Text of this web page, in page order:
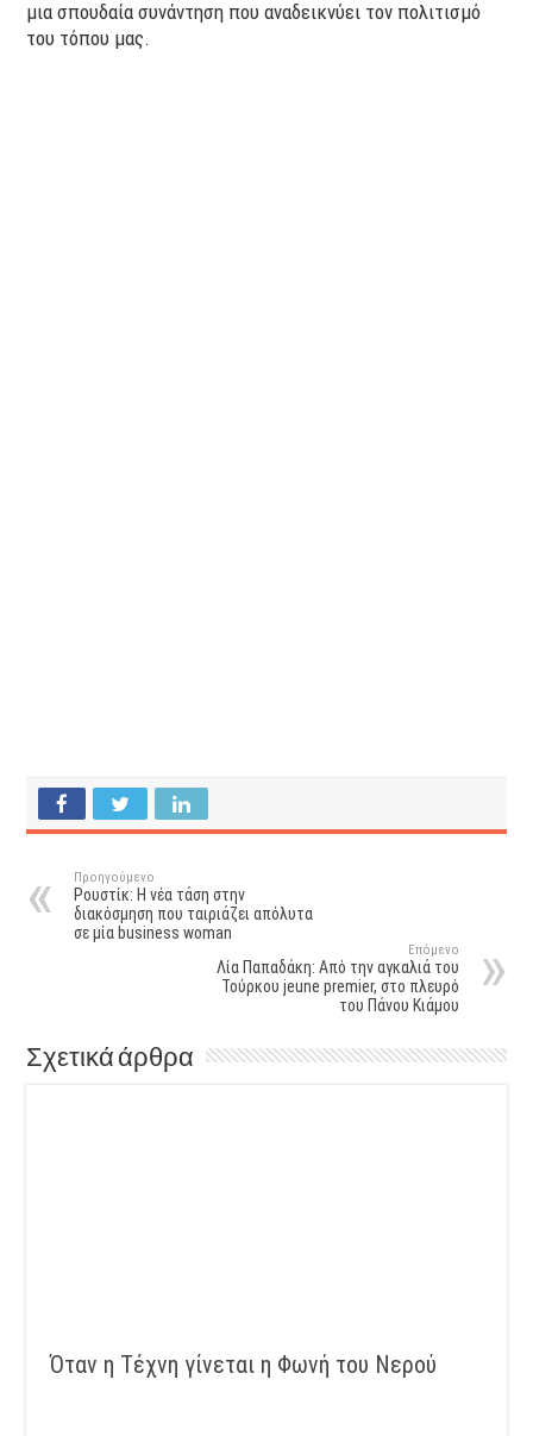
μια σπουδαία συνάντηση που αναδεικνύει τον πολιτισμό
του τόπου μας.
Προηγούμενο
Ρουστίκ: Η νέα τάση στην
διακόσμηση που ταιριάζει απόλυτα
σε μία business woman
Επόμενο
Λία Παπαδάκη: Από την αγκαλιά του
Τούρκου jeune premier, στο πλευρό
του Πάνου Κιάμου
Σχετικά άρθρα
Όταν η Τέχνη γίνεται η Φωνή του Νερού